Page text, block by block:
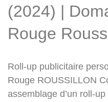
(2024) |
Rouge
Roll-up publicitaire
Rouge ROUSSILLON
assemblage d’un roll-